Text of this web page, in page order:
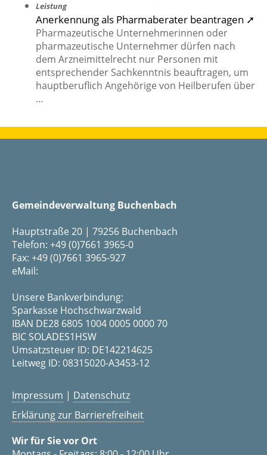
Leistung
Anerkennung als Pharmaberater beantragen ➚
Pharmazeutische Unternehmerinnen oder
pharmazeutische Unternehmer dürfen nach
dem Arzneimittelrecht nur Personen mit
entsprechender Sachkenntnis beauftragen, um
hauptberuflich Angehörige von Heilberufen über
…
Gemeindeverwaltung Buchenbach
Hauptstraße 20 | 79256 Buchenbach
Telefon: +49 (0)7661 3965-0
Fax: +49 (0)7661 3965-927
eMail:
Unsere Bankverbindung:
Sparkasse Hochschwarzwald
IBAN DE28 6805 1004 0005 0000 70
BIC SOLADES1HSW
Umsatzsteuer ID: DE142214625
Leitweg ID: 08315020-A3453-12
Impressum | Datenschutz
Erklärung zur Barrierefreiheit
Wir für Sie vor Ort